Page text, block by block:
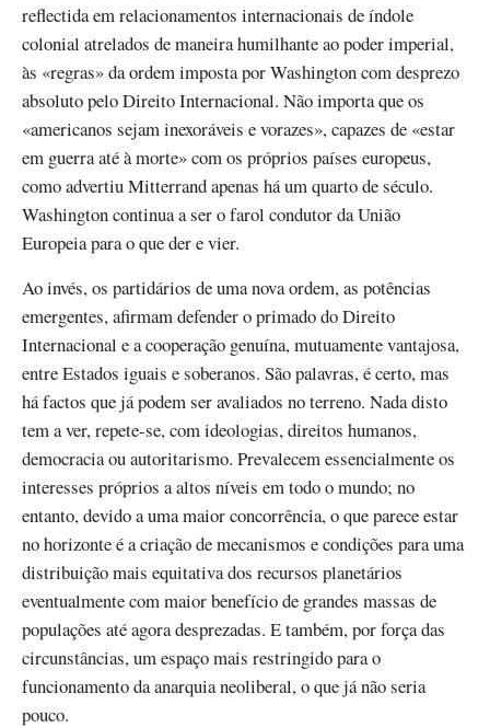
reflectida em relacionamentos internacionais de índole
colonial atrelados de maneira humilhante ao poder imperial,
às «regras» da ordem imposta por Washington com desprezo
absoluto pelo Direito Internacional. Não importa que os
«americanos sejam inexoráveis e vorazes», capazes de «estar
em guerra até à morte» com os próprios países europeus,
como advertiu Mitterrand apenas há um quarto de século.
Washington continua a ser o farol condutor da União
Europeia para o que der e vier.
Ao invés, os partidários de uma nova ordem, as potências
emergentes, afirmam defender o primado do Direito
Internacional e a cooperação genuína, mutuamente vantajosa,
entre Estados iguais e soberanos. São palavras, é certo, mas
há factos que já podem ser avaliados no terreno. Nada disto
tem a ver, repete-se, com ideologias, direitos humanos,
democracia ou autoritarismo. Prevalecem essencialmente os
interesses próprios a altos níveis em todo o mundo; no
entanto, devido a uma maior concorrência, o que parece estar
no horizonte é a criação de mecanismos e condições para uma
distribuição mais equitativa dos recursos planetários
eventualmente com maior benefício de grandes massas de
populações até agora desprezadas. E também, por força das
circunstâncias, um espaço mais restringido para o
funcionamento da anarquia neoliberal, o que já não seria
pouco.